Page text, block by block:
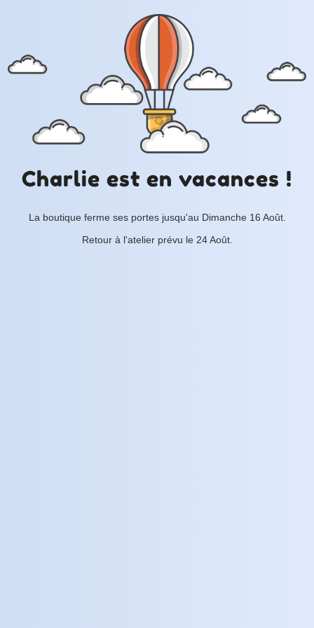
Charlie est en vacances !
La boutique ferme ses portes jusqu'au Dimanche 16 Août.
Retour à l'atelier prévu le 24 Août.